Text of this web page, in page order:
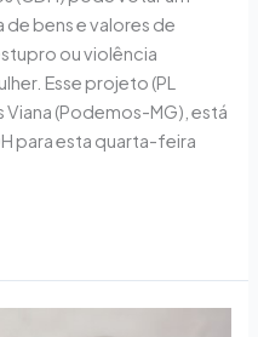
bens e valores de
ou violência
Esse projeto (PL
(Podemos-MG), está
para esta quarta-feira